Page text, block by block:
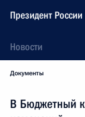
Президент России
Новости
Документы
В Бюджетный